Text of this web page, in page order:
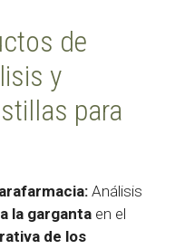
de
y
para
Análisis
la garganta en el
de los